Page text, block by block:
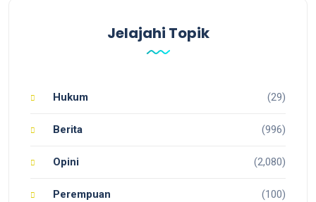
Jelajahi Topik
Hukum (29)
Berita (996)
Opini (2,080)
Perempuan (100)